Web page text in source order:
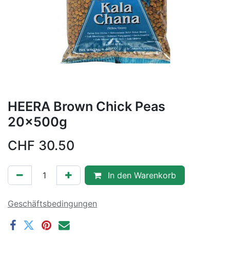
HEERA Brown Chick Peas
20x500g
CHF 30.50
In den Warenkorb
Geschäftsbedingungen